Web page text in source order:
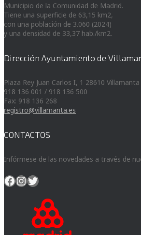
Municipio de la Comunidad de Madrid.
Tiene una superficie de 63,15 km2,
con una población de 3.060 (2024)
y una densidad de 33,37 hab./km2.
Dirección Ayuntamiento de
Plaza Rey Juan Carlos I, 1 28610
918 136 001 / 918 136 500
Fax: 918 136 268
registro@villamanta.es
CONTACTOS
Infórmese de las novedades a través de
Facebook
Instagram
Twitter